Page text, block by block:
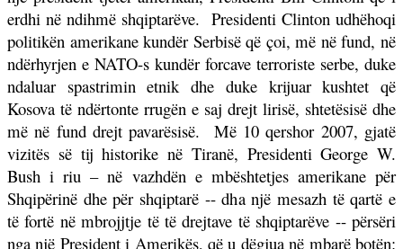
erdhi në ndihmë shqiptarëve. Presidenti Clinton udhëhoqi
politikën amerikane kundër Serbisë që çoi, më në fund, në
ndërhyrjen e NATO-s kundër forcave terroriste serbe, duke
ndaluar spastrimin etnik dhe duke krijuar kushtet që
Kosova të ndërtonte rrugën e saj drejt lirisë, shtetësisë dhe
më në fund drejt pavarësisë.
Më 10 qershor 2007, gjatë
vizitës së tij historike në Tiranë, Presidenti George W.
Bush i riu – në vazhdën e mbështetjes amerikane për
Shqipërinë dhe për shqiptarë -- dha një mesazh të qartë e
të fortë në mbrojjtje të të drejtave të shqiptarëve -- përsëri
nga një President i Amerikës, që u dëgjua në mbarë botën: